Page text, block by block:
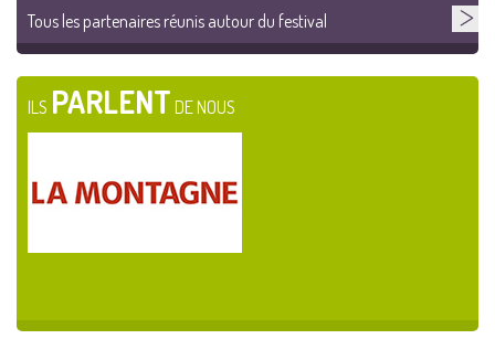
Tous les partenaires réunis autour du festival
ILS PARLENT DE NOUS